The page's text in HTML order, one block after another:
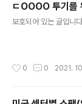
ㄷOOOO 투기를
보호되어 있는 글입니
0 0 2021.